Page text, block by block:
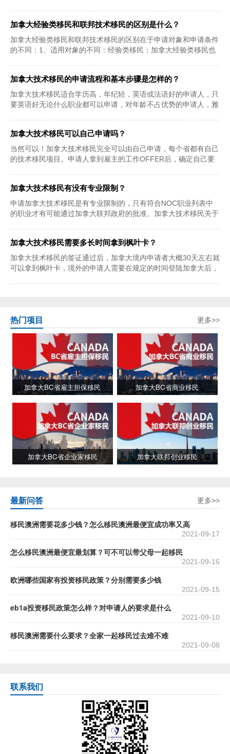
加拿大经验类移民和联邦技术移民的区别是什么？
加拿大经验类移民和联邦技术移民的区别在于申请对象和申请条件
的不同：1、适用对象的不同：经验类移民：加拿大经验类移民也
加拿大技术移民的申请流程和基本步骤是怎样的？
加拿大技术移民适合学历高，年纪轻，英语或法语好的申请人，只
要英语好无论什么职业都可以申请，对年龄不占优势的申请人，雅
加拿大技术移民可以自己申请吗？
当然可以！加拿大技术移民完全可以由自己申请，每个省都有自己
的技术移民项目。申请人拿到雇主的工作OFFER后，确定自己要
加拿大技术移民有没有专业限制？
申请加拿大技术移民是有专业限制的，只有符合NOC职业列表中
的职业才有可能通过加拿大联邦政府的批准。加拿大技术移民关于
加拿大技术移民需要多长时间拿到枫叶卡？
加拿大技术移民的签证通过后，加拿大境内申请者大概30天左右就
可以拿到枫叶卡，境外的申请人需要在规定的时间登陆加拿大后，
热门项目 更多>>
加拿大BC省雇主担保移民 加拿大BC省商业移民
加拿大BC省企业家移民 加拿大联邦创业移民
最新问答 更多>>
移民澳洲需要花多少钱？怎么移民澳洲最便宜成功率又高
2021-09-17
怎么移民澳洲最便宜最划算？可不可以带父母一起移民
2021-09-16
欧洲哪些国家有投资移民政策？分别需要多少钱
2021-09-15
eb1a投资移民政策怎么样？对申请人的要求是什么
2021-09-10
移民澳洲需要什么要求？全家一起移民过去难不难
2021-09-08
联系我们